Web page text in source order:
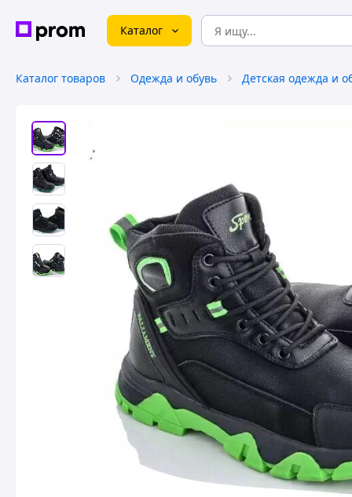
Каталог
Каталог товаров Одежда и обувь Детская одежда и